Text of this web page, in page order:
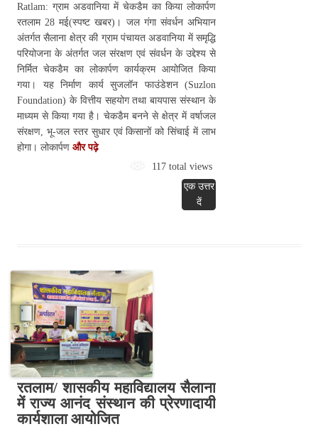
Ratlam: ग्राम अडवानिया में चेकडैम का किया लोकार्पण
रतलाम 28 मई(स्पष्ट खबर)। जल गंगा संवर्धन अभियान
अंतर्गत सैलाना क्षेत्र की ग्राम पंचायत अडवानिया में समृद्धि
परियोजना के अंतर्गत जल संरक्षण एवं संवर्धन के उद्देश्य से
निर्मित चेकडैम का लोकार्पण कार्यक्रम आयोजित किया
गया। यह निर्माण कार्य सुजलॉन फाउंडेशन (Suzlon
Foundation) के वित्तीय सहयोग तथा बायपास संस्थान के
माध्यम से किया गया है। चेकडैम बनने से क्षेत्र में वर्षाजल
संरक्षण, भू-जल स्तर सुधार एवं किसानों को सिंचाई में लाभ
होगा। लोकार्पण और पढ़े
117 total views
एक उत्तर
दें
रतलाम/ शासकीय महाविद्यालय सैलाना
में राज्य आनंद संस्थान की प्रेरणादायी
कार्यशाला आयोजित